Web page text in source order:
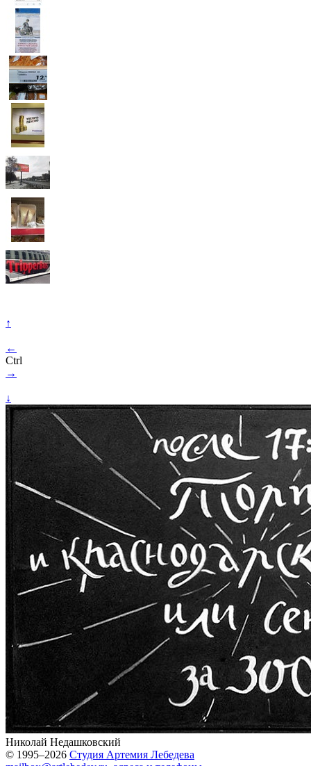
↑
←
Ctrl
→
↓
Николай Недашковский
© 1995–2026 Студия Артемия Лебедева